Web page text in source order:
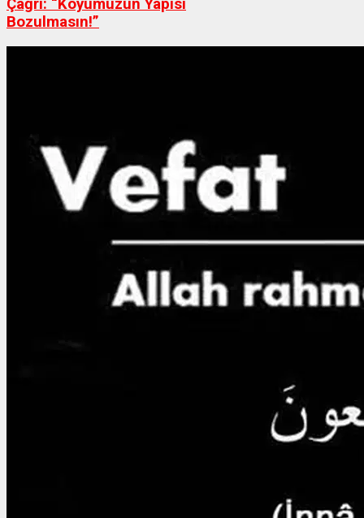
Çağrı: “Köyümüzün Yapısı
Bozulmasın!”